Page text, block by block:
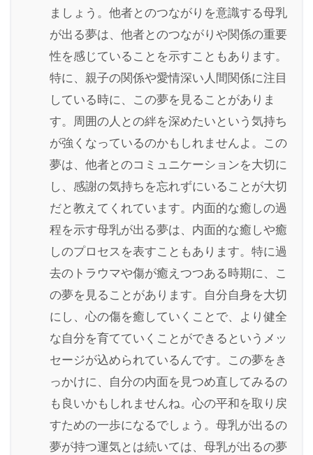
ましょう。他者とのつながりを意識する母乳
が出る夢は、他者とのつながりや関係の重要
性を感じていることを示すこともあります。
特に、親子の関係や愛情深い人間関係に注目
している時に、この夢を見ることがありま
す。周囲の人との絆を深めたいという気持ち
が強くなっているのかもしれませんよ。この
夢は、他者とのコミュニケーションを大切に
し、感謝の気持ちを忘れずにいることが大切
だと教えてくれています。内面的な癒しの過
程を示す母乳が出る夢は、内面的な癒しや癒
しのプロセスを表すこともあります。特に過
去のトラウマや傷が癒えつつある時期に、こ
の夢を見ることがあります。自分自身を大切
にし、心の傷を癒していくことで、より健全
な自分を育てていくことができるというメッ
セージが込められているんです。この夢をき
っかけに、自分の内面を見つめ直してみるの
も良いかもしれませんね。心の平和を取り戻
すための一歩になるでしょう。母乳が出るの
夢が持つ運気とは続いては、母乳が出るの夢